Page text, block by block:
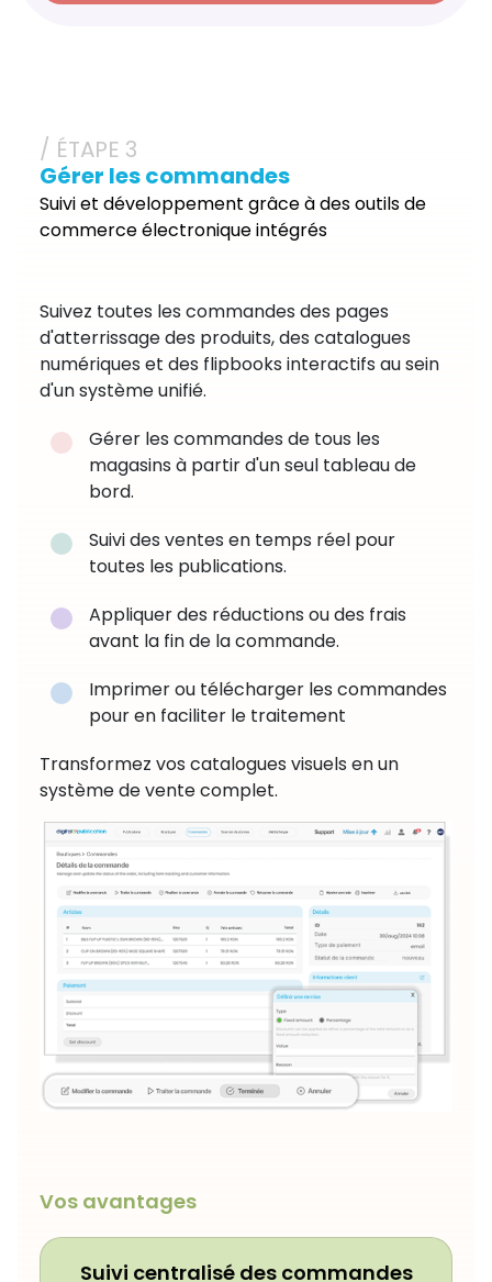
/ ÉTAPE 3
Gérer les commandes
Suivi et développement grâce à des outils de
commerce électronique intégrés
Suivez toutes les commandes des pages
d'atterrissage des produits, des catalogues
numériques et des flipbooks interactifs au sein
d'un système unifié.
Gérer les commandes de tous les
magasins à partir d'un seul tableau de
bord.
Suivi des ventes en temps réel pour
toutes les publications.
Appliquer des réductions ou des frais
avant la fin de la commande.
Imprimer ou télécharger les commandes
pour en faciliter le traitement
Transformez vos catalogues visuels en un
système de vente complet.
Vos avantages
Suivi centralisé des commandes